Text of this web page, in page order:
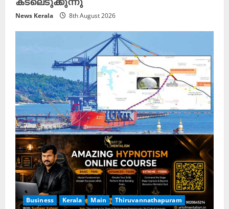
News Kerala 8th August 2026
Business Kerala Main Thiruvannathapuram